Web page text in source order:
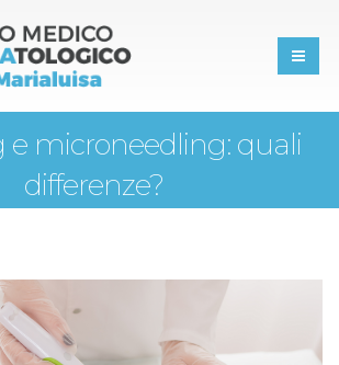
e microneedling: quali
differenze?